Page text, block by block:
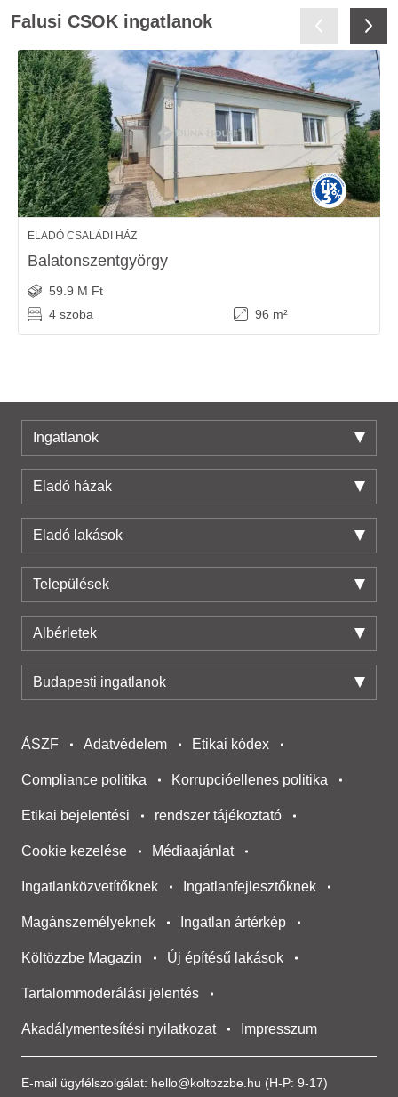
Falusi CSOK ingatlanok
ELADÓ CSALÁDI HÁZ
Balatonszentgyörgy
59.9 M Ft
4 szoba
96 m²
Ingatlanok
Eladó házak
Eladó lakások
Települések
Albérletek
Budapesti ingatlanok
E-mail ügyfélszolgálat: hello@koltozzbe.hu (H-P: 9-17)
ÁSZF Adatvédelem Etikai kódex
Compliance politika Korrupcióellenes politika
Etikai bejelentési rendszer tájékoztató
Cookie kezelése Médiaajánlat
Ingatlanközvetítőknek Ingatlanfejlesztőknek
Magánszemélyeknek Ingatlan ártérkép
Költözzbe Magazin Új építésű lakások
Tartalommoderálási jelentés
Akadálymentesítési nyilatkozat Impresszum